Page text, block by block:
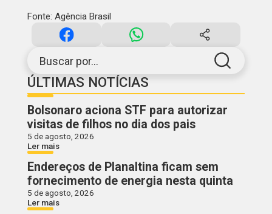
Buscar por...
ÚLTIMAS NOTÍCIAS
Bolsonaro aciona STF para autorizar
visitas de filhos no dia dos pais
5 de agosto, 2026
Ler mais
Endereços de Planaltina ficam sem
fornecimento de energia nesta quinta
5 de agosto, 2026
Ler mais
Fonte: Agência Brasil